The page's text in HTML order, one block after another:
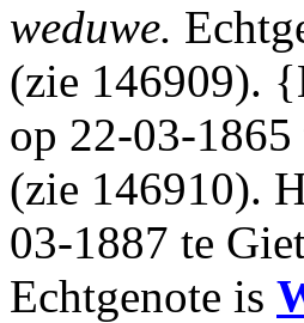
weduwe.
(zie 146909).
op 22-03-
(zie 146910).
03-1887 te
Echtgenote is